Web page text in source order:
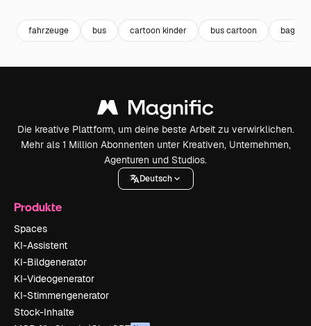
fahrzeuge bus cartoon kinder bus cartoon bagger
Die kreative Plattform, um deine beste Arbeit zu verwirklichen.
Mehr als 1 Million Abonnenten unter Kreativen, Unternehmen,
Agenturen und Studios.
Deutsch
Produkte
Spaces
KI-Assistent
KI-Bildgenerator
KI-Videogenerator
KI-Stimmengenerator
Stock-Inhalte